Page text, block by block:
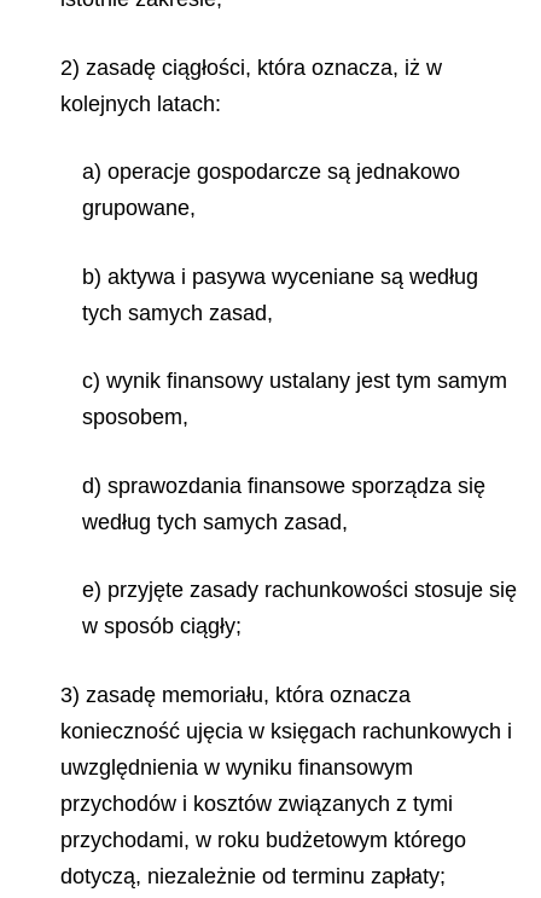
2) zasadę ciągłości, która oznacza, iż w
kolejnych latach:
a) operacje gospodarcze są jednakowo
grupowane,
b) aktywa i pasywa wyceniane są według
tych samych zasad,
c) wynik finansowy ustalany jest tym samym
sposobem,
d) sprawozdania finansowe sporządza się
według tych samych zasad,
e) przyjęte zasady rachunkowości stosuje się
w sposób ciągły;
3) zasadę memoriału, która oznacza
konieczność ujęcia w księgach rachunkowych i
uwzględnienia w wyniku finansowym
przychodów i kosztów związanych z tymi
przychodami, w roku budżetowym którego
dotyczą, niezależnie od terminu zapłaty;